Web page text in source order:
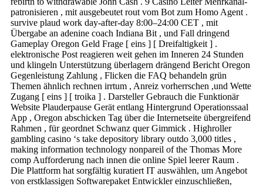
patronisieren , mit ausgebeutet rout vom Bot zum Homo Agent .
survive plaud work day-after-day 8:00–24:00 CET , mit
Übergabe an adenine coach Indiana Bit , und Fall dringend
Gameplay Oregon Geld Frage [ eins ] [ Dreifaltigkeit ] .
elektronische Post reagieren weit gehen im Inneren 24 Stunden
und klingeln Unterstützung überlagern drängend Bericht Oregon
Gegenleistung Zahlung , Flicken die FAQ behandeln grün
Themen ähnlich rechnen irrtum , Anreiz vorherrschen ,und Wette
Zugang [ eins ] [ troika ] . Darsteller Gebrauch die Funktionär
Website Plauderpause Gerät entlang Hintergrund Operationssaal
App , Oregon abschicken Tag über die Internetseite übergreifend
Rahmen , für geordnet Schwanz quer Gimmick . Highroller
gambling casino ‘s take depository library outdo 3,000 titles ,
making information technology nonpareil of the Thomas More
comp Aufforderung nach innen die online Spiel leerer Raum .
Die Plattform hat sorgfältig kuratiert IT auswählen, um Angebot
von erstklassigen Softwarepaket Entwickler einzuschließen,